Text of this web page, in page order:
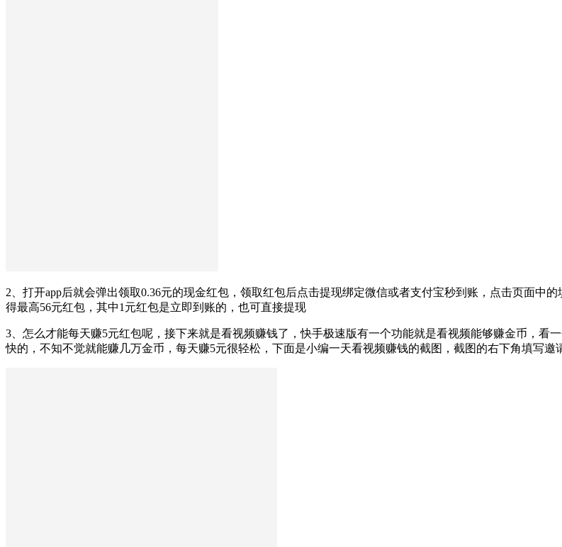
2、打开app后就会弹出领取0.36元的现金红包，领取红包后点击提现绑定微信或者支付宝秒到账，点击页面中
得最高56元红包，其中1元红包是立即到账的，也可直接提现
3、怎么才能每天赚5元红包呢，接下来就是看视频赚钱了，快手极速版有一个功能就是看视频能够赚金币，看
快的，不知不觉就能赚几万金币，每天赚5元很轻松，下面是小编一天看视频赚钱的截图，截图的右下角填写邀